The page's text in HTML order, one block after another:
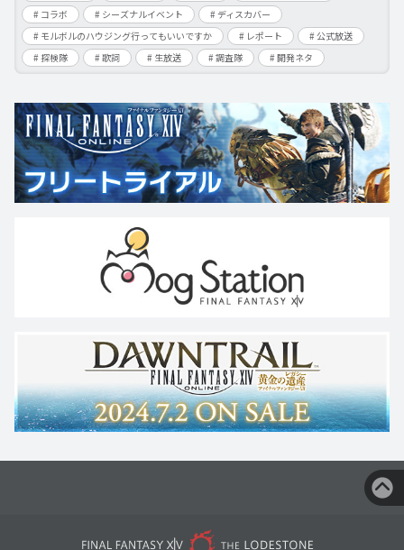
コラボ
シーズナルイベント
ディスカバー
モルボルのハウジング行ってもいいですか
レポート
公式放送
探検隊
歌詞 生放送 調査隊 開発ネタ